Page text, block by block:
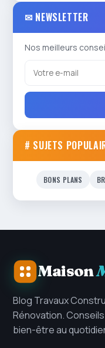
✉ NEWSLETTER
Nos meilleurs
# SUJETS
BONS PLANS
Maison
Blog Travaux
Rénovation.
bien-être au